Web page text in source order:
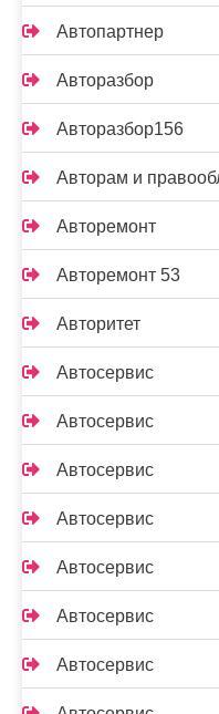
Автопартнер
Авторазбор
Авторазбор156
Авторам и
Авторемонт
Авторемонт 53
Авторитет
Автосервис
Автосервис
Автосервис
Автосервис
Автосервис
Автосервис
Автосервис